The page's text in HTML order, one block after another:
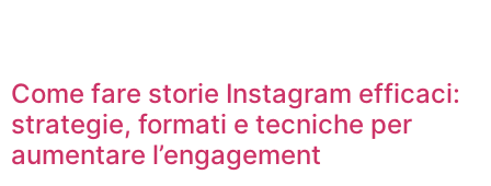
Come fare storie Instagram efficaci:
strategie, formati e tecniche per
aumentare l’engagement